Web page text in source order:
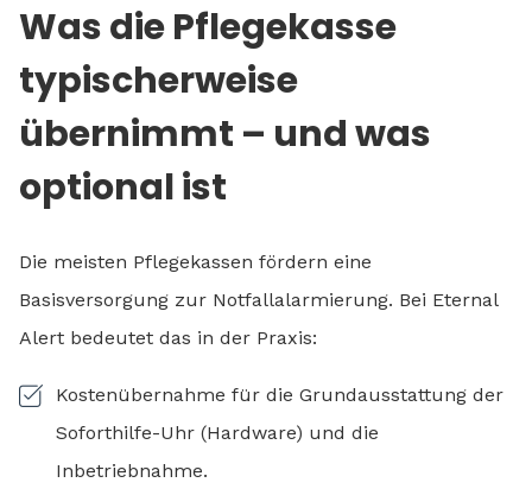
Was die Pflegekasse
typischerweise
übernimmt – und was
optional ist
Die meisten Pflegekassen fördern eine
Basisversorgung zur Notfallalarmierung. Bei Eternal
Alert bedeutet das in der Praxis:
Kostenübernahme für die Grundausstattung der
Soforthilfe-Uhr (Hardware) und die
Inbetriebnahme.